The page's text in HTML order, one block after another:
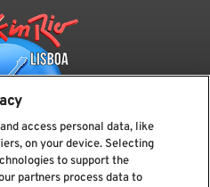
access personal data, like
on your device. Selecting
to support the
partners process data to